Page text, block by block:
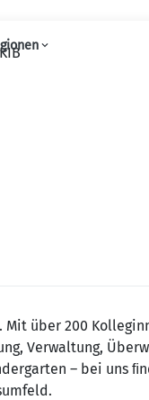
über 200
Verwaltung,
– bei uns